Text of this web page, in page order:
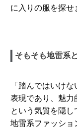
に入りの服を探せ
そもそも地雷系
「踏んではいけ
表現であり、魅力
という気質を隠し
地雷系ファッショ